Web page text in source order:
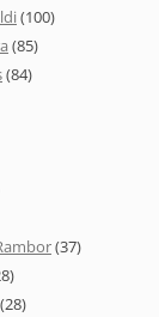
(100)
(85)
(84)
(37)
(28)